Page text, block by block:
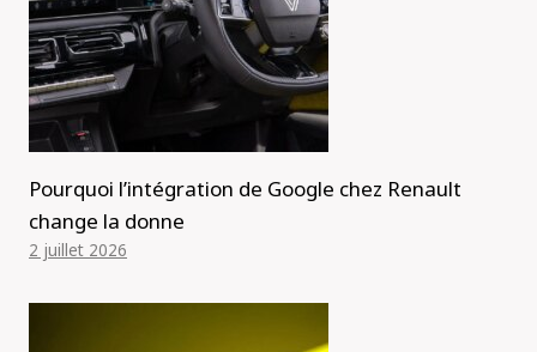
Pourquoi l’intégration de Google chez Renault
change la donne
2 juillet 2026